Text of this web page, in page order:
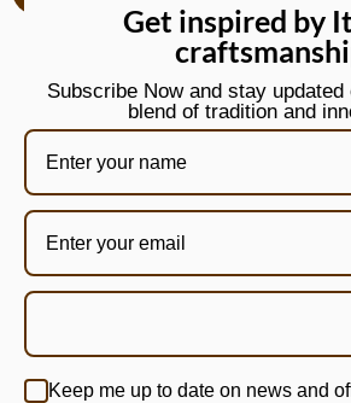
Get inspired by
Subscribe Now and stay updated
blend of tradition and
Keep me up to date on news and